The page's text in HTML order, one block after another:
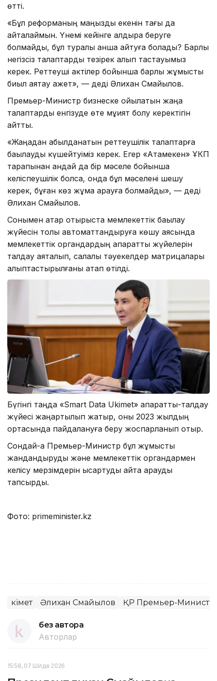
өтті.
«Бұл реформаның маңызды екенін тағы да
қайталаймын. Үнемі кейінге қалдыра беруге
болмайды, бұл туралы қанша айтуға болады? Барлық
негізсіз талаптарды тезірек алып тастауымыз
керек. Реттеуші актілер бойынша барлық жұмысты
биыл аяқтау қажет», — деді Әлихан Смайылов.
Премьер-Министр бизнеске қойылатын жаңа
талаптарды енгізуде өте мұқият болу керектігін
айтты.
«Жаңадан қабылданатын реттеушілік талаптарға
бақылауды күшейтуіміз керек. Егер «Атамекен» ҰКП
тарапынан қандай да бір мәселе бойынша
келіспеушілік болса, онда бұл мәселені шешу
керек, бұған көз жұма қарауға болмайды», — деді
Әлихан Смайылов.
Сонымен қатар отырыста мемлекеттік бақылау
жүйесін толық автоматтандыруға көшу аясында
мемлекеттік органдардың ақпараттық жүйелерін
талдау аяқталып, салалық тәуекелдер матрицалары
қалыптастырылғаны атап өтілді.
Бүгінгі таңда «Smart Data Ukimet» ақпараттық-талдау
жүйесі жаңартылып жатыр, оны 2023 жылдың
ортасында пайдалануға беру жоспарланып отыр.
Сондай-ақ Премьер-Министр бұл жұмысты
жандандыруды және мемлекеттік органдармен
келісу мерзімдерін қысқартуды қайта қарауды
тапсырды.
Фото: primeminister.kz
Үкімет Әлихан Смайылов ҚР Премьер-Министрі
без автора
Авторлар
15:58, 07 Шілде 2026